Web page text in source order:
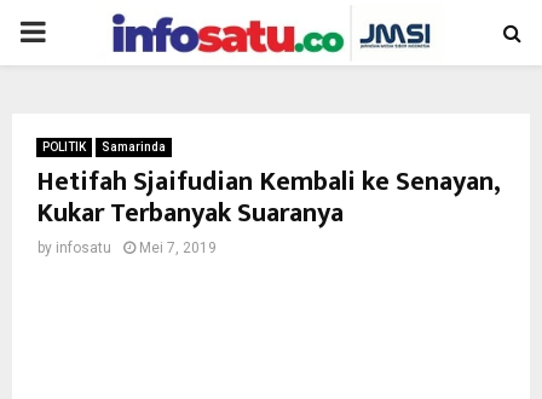
PRIMARY
POLITIK Samarinda
Hetifah Sjaifudian Kembali ke Senayan,
Kukar Terbanyak Suaranya
by infosatu Mei 7, 2019